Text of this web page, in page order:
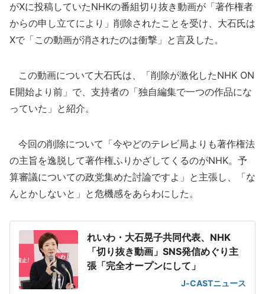
がXに投稿していたNHKの番組切り抜き動画が「著作権者
からの申し立てにより」削除されたことを受け、大石氏は
Xで「この動画が消されたのは衝撃」と言及した。
この動画について大石氏は、「削除が激化したNHK ON
E開始より前」で、支持者の「独自編集で一つの作品にな
っていた」と紹介。
今回の削除について「今やどのテレビ局よりも著作権法
の主旨を逸脱して著作権ふりかざしてくるのがNHK。予
算審議についての政党集めた討論ですよ」と主張し、「な
んとかしないと」と危機感をあらわにした。
れいわ・大石晃子共同代表、NHK
「切り抜き動画」SNS発信めぐり主
張「完全オープンにして」
J-CASTニュース